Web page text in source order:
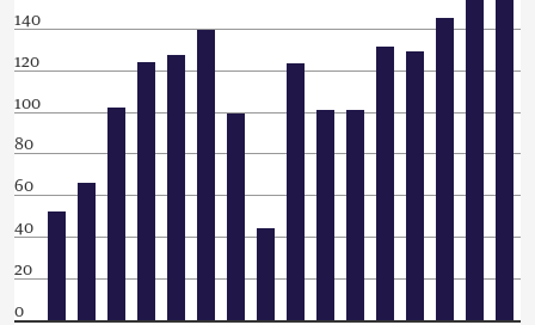
140
120
100
80
60
40
20
0